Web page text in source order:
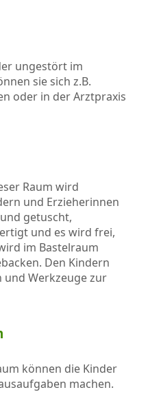
ungestört im
sie sich z.B.
oder in der Arztpraxis
Raum wird
und Erzieherinnen
getuscht,
und es wird frei,
im Bastelraum
Den Kindern
Werkzeuge zur
können die Kinder
machen.